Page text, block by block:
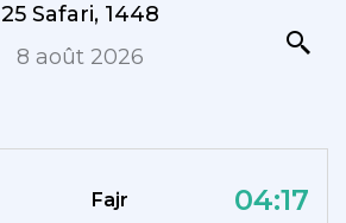
25 Safari, 1448
8 août 2026
Fajr 04:17